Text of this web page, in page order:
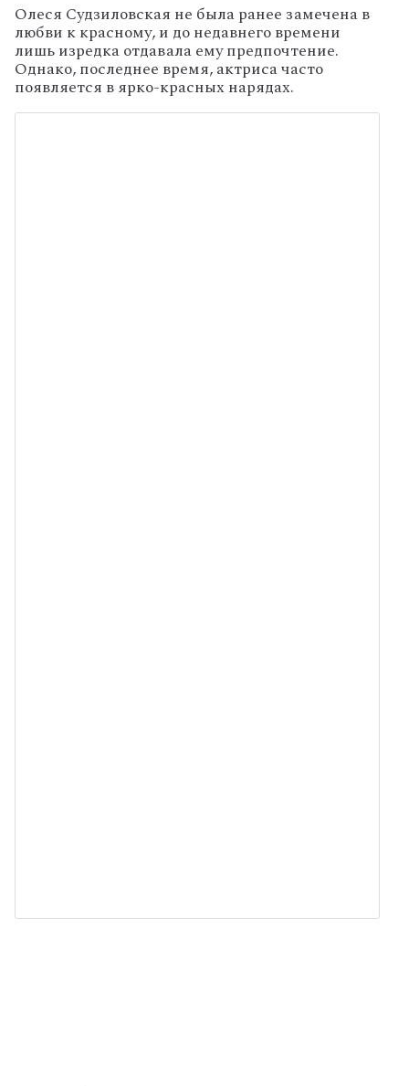
Олеся Судзиловская не была ранее замечена в
любви к красному, и до недавнего времени
лишь изредка отдавала ему предпочтение.
Однако, последнее время, актриса часто
появляется в ярко-красных нарядах.